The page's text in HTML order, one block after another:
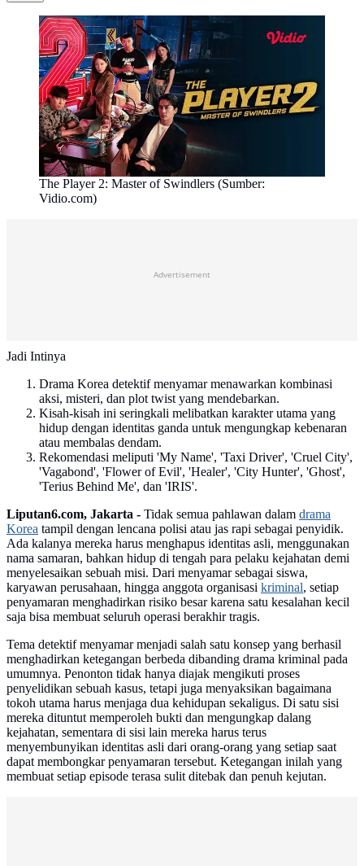
The Player 2: Master of Swindlers (Sumber:
Vidio.com)
Advertisement
Jadi Intinya
Drama Korea detektif menyamar menawarkan kombinasi
aksi, misteri, dan plot twist yang mendebarkan.
Kisah-kisah ini seringkali melibatkan karakter utama yang
hidup dengan identitas ganda untuk mengungkap kebenaran
atau membalas dendam.
Rekomendasi meliputi 'My Name', 'Taxi Driver', 'Cruel City',
'Vagabond', 'Flower of Evil', 'Healer', 'City Hunter', 'Ghost',
'Terius Behind Me', dan 'IRIS'.
Liputan6.com, Jakarta - Tidak semua pahlawan dalam drama
Korea tampil dengan lencana polisi atau jas rapi sebagai penyidik.
Ada kalanya mereka harus menghapus identitas asli, menggunakan
nama samaran, bahkan hidup di tengah para pelaku kejahatan demi
menyelesaikan sebuah misi. Dari menyamar sebagai siswa,
karyawan perusahaan, hingga anggota organisasi kriminal, setiap
penyamaran menghadirkan risiko besar karena satu kesalahan kecil
saja bisa membuat seluruh operasi berakhir tragis.
Tema detektif menyamar menjadi salah satu konsep yang berhasil
menghadirkan ketegangan berbeda dibanding drama kriminal pada
umumnya. Penonton tidak hanya diajak mengikuti proses
penyelidikan sebuah kasus, tetapi juga menyaksikan bagaimana
tokoh utama harus menjaga dua kehidupan sekaligus. Di satu sisi
mereka dituntut memperoleh bukti dan mengungkap dalang
kejahatan, sementara di sisi lain mereka harus terus
menyembunyikan identitas asli dari orang-orang yang setiap saat
dapat membongkar penyamaran tersebut. Ketegangan inilah yang
membuat setiap episode terasa sulit ditebak dan penuh kejutan.